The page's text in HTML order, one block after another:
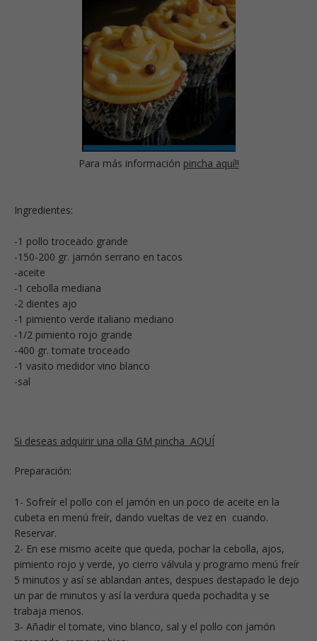
Para más información pincha aquí!!
Ingredientes:
-1 pollo troceado grande
-150-200 gr. jamón serrano en tacos
-aceite
-1 cebolla mediana
-2 dientes ajo
-1 pimiento verde italiano mediano
-1/2 pimiento rojo grande
-400 gr. tomate troceado
-1 vasito medidor vino blanco
-sal
Si deseas adquirir una olla GM pincha AQUÍ
Preparación:
1- Sofreír el pollo con el jamón en un poco de aceite en la
cubeta en menú freír, dando vueltas de vez en cuando.
Reservar.
2- En ese mismo aceite que queda, pochar la cebolla, ajos,
pimiento rojo y verde, yo cierro válvula y programo menú freír
5 minutos y así se ablandan antes, despues destapado le dejo
un par de minutos y así la verdura queda pochadita y se
trabaja menos.
3- Añadir el tomate, vino blanco, sal y el pollo con jamón